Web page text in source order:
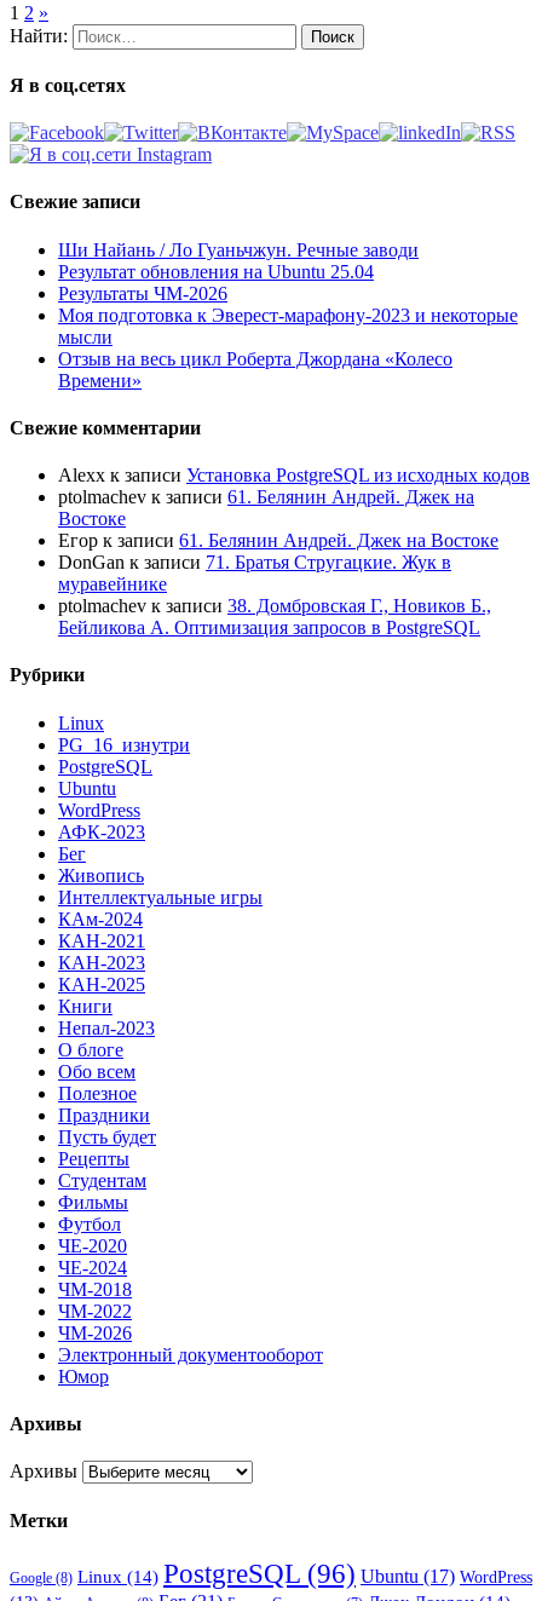
1 2 »
Найти:
Я в соц.сетях
Свежие записи
Ши Найань / Ло Гуаньчжун. Речные заводи
Результат обновления на Ubuntu 25.04
Результаты ЧМ-2026
Моя подготовка к Эверест-марафону-2023 и некоторые
мысли
Отзыв на весь цикл Роберта Джордана «Колесо
Времени»
Свежие комментарии
Alexx к записи Установка PostgreSQL из исходных кодов
ptolmachev к записи 61. Белянин Андрей. Джек на
Востоке
Егор к записи 61. Белянин Андрей. Джек на Востоке
DonGan к записи 71. Братья Стругацкие. Жук в
муравейнике
ptolmachev к записи 38. Домбровская Г., Новиков Б.,
Бейликова А. Оптимизация запросов в PostgreSQL
Рубрики
Linux
PG_16_изнутри
PostgreSQL
Ubuntu
WordPress
АФК-2023
Бег
Живопись
Интеллектуальные игры
КАм-2024
КАН-2021
КАН-2023
КАН-2025
Книги
Непал-2023
О блоге
Обо всем
Полезное
Праздники
Пусть будет
Рецепты
Студентам
Фильмы
Футбол
ЧЕ-2020
ЧЕ-2024
ЧМ-2018
ЧМ-2022
ЧМ-2026
Электронный документооборот
Юмор
Архивы
Архивы
Метки
Google (8) Linux (14) PostgreSQL (96) Ubuntu (17) WordPress